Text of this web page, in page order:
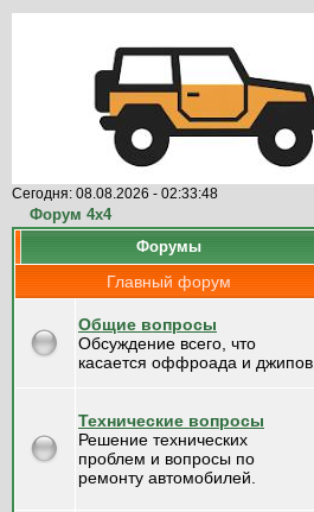
Сегодня: 08.08.2026 - 02:33:48
Форум 4x4
Форумы
Главный форум
Общие вопросы
Обсуждение всего, что
касается оффроада и джипов.
Технические вопросы
Решение технических
проблем и вопросы по
ремонту автомобилей.